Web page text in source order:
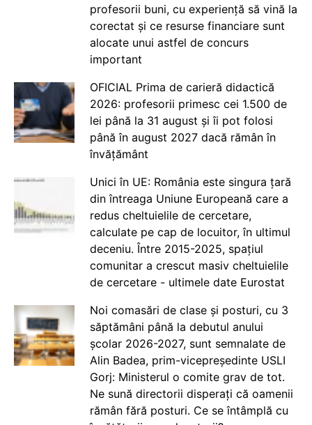
profesorii buni, cu experiență să vină la
corectat și ce resurse financiare sunt
alocate unui astfel de concurs
important
OFICIAL Prima de carieră didactică
2026: profesorii primesc cei 1.500 de
lei până la 31 august și îi pot folosi
până în august 2027 dacă rămân în
învățământ
Unici în UE: România este singura țară
din întreaga Uniune Europeană care a
redus cheltuielile de cercetare,
calculate pe cap de locuitor, în ultimul
deceniu. Între 2015-2025, spațiul
comunitar a crescut masiv cheltuielile
de cercetare - ultimele date Eurostat
Noi comasări de clase și posturi, cu 3
săptămâni până la debutul anului
școlar 2026-2027, sunt semnalate de
Alin Badea, prim-vicepreședinte USLI
Gorj: Ministerul o comite grav de tot.
Ne sună directorii disperați că oamenii
rămân fără posturi. Ce se întâmplă cu